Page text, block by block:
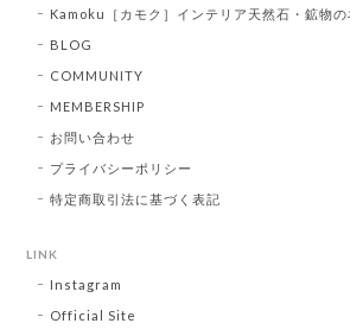
Kamoku［カモク］インテリア天然石・鉱物
BLOG
COMMUNITY
MEMBERSHIP
お問い合わせ
プライバシーポリシー
特定商取引法に基づく表記
LINK
Instagram
Official Site